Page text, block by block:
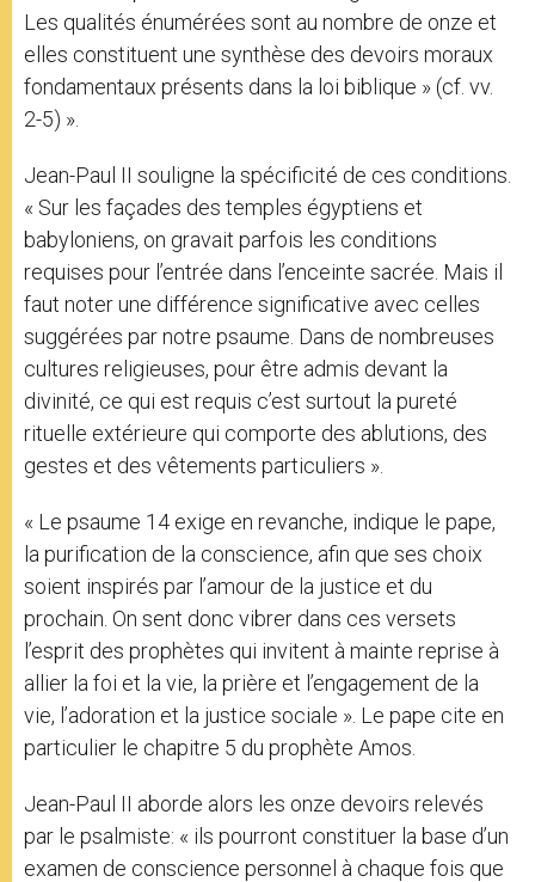
Les qualités énumérées sont au nombre de onze et
elles constituent une synthèse des devoirs moraux
fondamentaux présents dans la loi biblique » (cf. vv.
2-5) ».
Jean-Paul II souligne la spécificité de ces conditions.
« Sur les façades des temples égyptiens et
babyloniens, on gravait parfois les conditions
requises pour l’entrée dans l’enceinte sacrée. Mais il
faut noter une différence significative avec celles
suggérées par notre psaume. Dans de nombreuses
cultures religieuses, pour être admis devant la
divinité, ce qui est requis c’est surtout la pureté
rituelle extérieure qui comporte des ablutions, des
gestes et des vêtements particuliers ».
« Le psaume 14 exige en revanche, indique le pape,
la purification de la conscience, afin que ses choix
soient inspirés par l’amour de la justice et du
prochain. On sent donc vibrer dans ces versets
l’esprit des prophètes qui invitent à mainte reprise à
allier la foi et la vie, la prière et l’engagement de la
vie, l’adoration et la justice sociale ». Le pape cite en
particulier le chapitre 5 du prophète Amos.
Jean-Paul II aborde alors les onze devoirs relevés
par le psalmiste: « ils pourront constituer la base d’un
examen de conscience personnel à chaque fois que